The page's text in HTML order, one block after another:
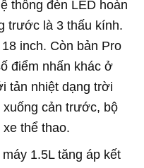
thống đèn LED hoàn
trước là 3 thấu kính.
inch. Còn bản Pro
điểm nhấn khác ở
tản nhiệt dạng trời
xuống cản trước, bộ
thể thao.
1.5L tăng áp kết